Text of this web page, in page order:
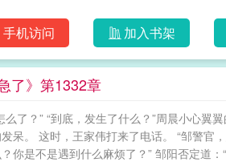
手机访问 加入书架
了》第1332章
了？” “到底，发生了什么？”周晨小心
呆。 这时，王家伟打来了电话。 “邹警官
你是不是遇到什么麻烦了？” 邹阳否定道